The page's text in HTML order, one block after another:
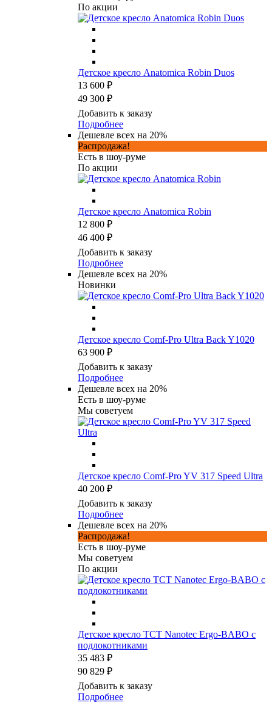
По акции
Детское кресло Anatomica Robin Duos
13 600 ₽
49 300 ₽
Добавить к заказу
Подробнее
Дешевле всех на 20%
Распродажа!
Есть в шоу-руме
По акции
Детское кресло Anatomica Robin
12 800 ₽
46 400 ₽
Добавить к заказу
Подробнее
Дешевле всех на 20%
Новинки
Детское кресло Comf-Pro Ultra Back Y1020
63 900 ₽
Добавить к заказу
Подробнее
Дешевле всех на 20%
Есть в шоу-руме
Мы советуем
Детское кресло Comf-Pro YV 317 Speed Ultra
40 200 ₽
Добавить к заказу
Подробнее
Дешевле всех на 20%
Распродажа!
Есть в шоу-руме
Мы советуем
По акции
Детское кресло TCT Nanotec Ergo-BABO с
подлокотниками
35 483 ₽
90 829 ₽
Добавить к заказу
Подробнее